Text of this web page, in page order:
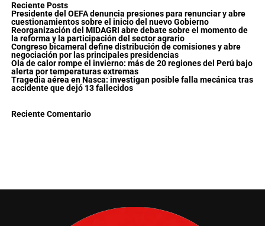
Reciente Posts
Presidente del OEFA denuncia presiones para renunciar y abre
cuestionamientos sobre el inicio del nuevo Gobierno
Reorganización del MIDAGRI abre debate sobre el momento de
la reforma y la participación del sector agrario
Congreso bicameral define distribución de comisiones y abre
negociación por las principales presidencias
Ola de calor rompe el invierno: más de 20 regiones del Perú bajo
alerta por temperaturas extremas
Tragedia aérea en Nasca: investigan posible falla mecánica tras
accidente que dejó 13 fallecidos
Reciente Comentario